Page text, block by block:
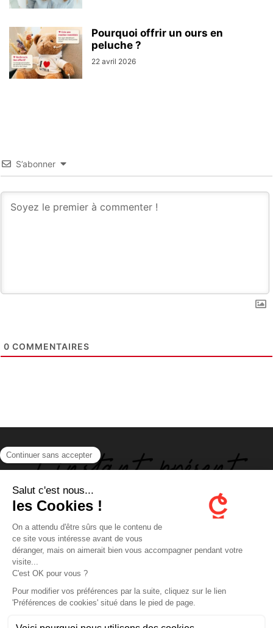
Pourquoi offrir un ours en
peluche ?
22 avril 2026
S’abonner
0 COMMENTAIRES
ABOUT US